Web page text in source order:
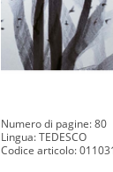
Numero di pagine: 80
Lingua: TEDESCO
Codice articolo: